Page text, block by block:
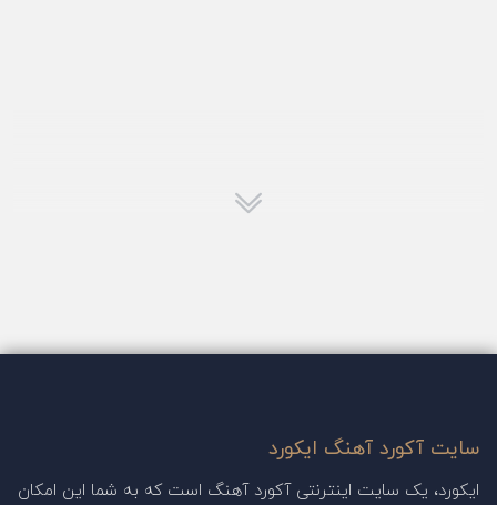
سایت آکورد آهنگ ایکورد
ایکورد، یک سایت اینترنتی آکورد آهنگ است که به شما این امکان